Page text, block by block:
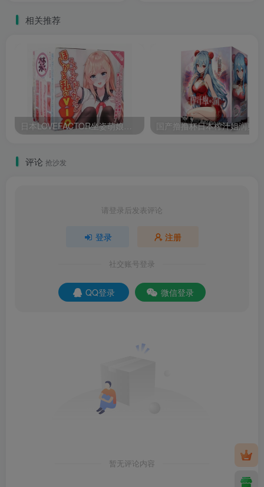
相关推荐
日本LOVEFACTOR坐姿萌娘飞机杯倒模名器自慰春风元气精灵斐济杯2测评报告
评论 抢沙发
请登录后发表评论
登录 注册
社交账号登录
QQ登录 微信登录
暂无评论内容